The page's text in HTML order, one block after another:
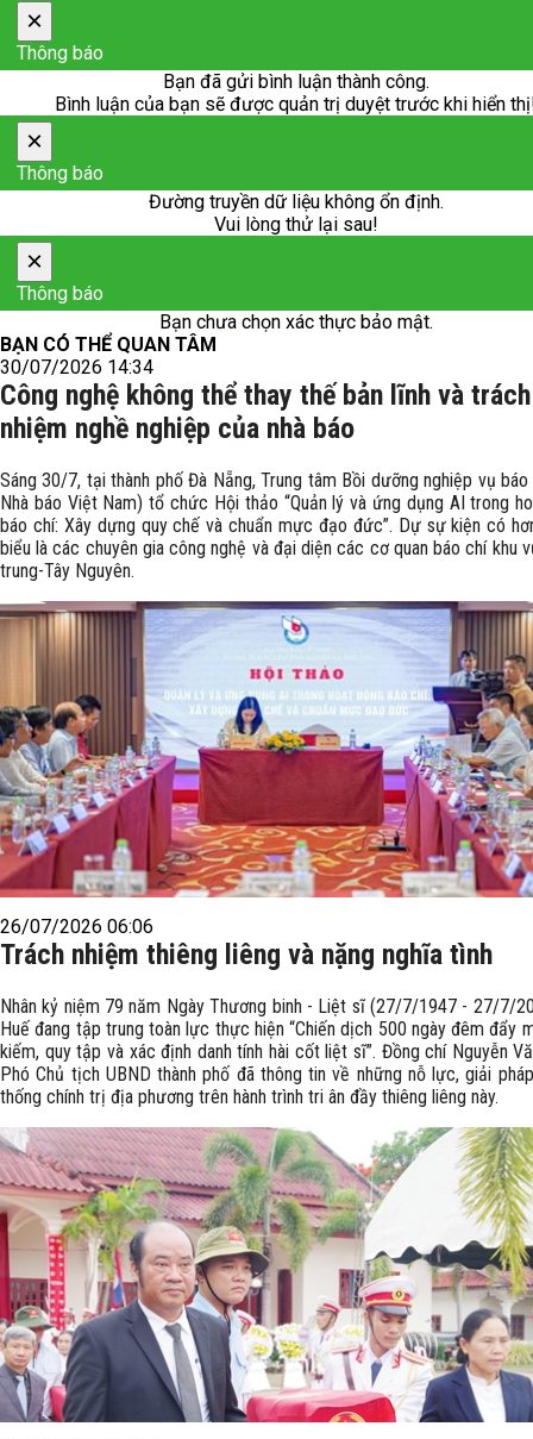
×
Thông báo
Bạn đã gửi bình luận thành công.
Bình luận của bạn sẽ được quản trị duyệt trước khi hiển
×
Thông báo
Đường truyền dữ liệu không ổn định.
Vui lòng thử lại sau!
×
Thông báo
Bạn chưa chọn xác thực bảo mật.
BẠN CÓ THỂ QUAN TÂM
30/07/2026 14:34
Công nghệ không thể thay thế bản lĩnh và trách
nhiệm nghề nghiệp của nhà báo
Sáng 30/7, tại thành phố Đà Nẵng, Trung tâm Bồi dưỡng nghiệp vụ
Nhà báo Việt Nam) tổ chức Hội thảo “Quản lý và ứng dụng AI trong
báo chí: Xây dựng quy chế và chuẩn mực đạo đức”. Dự sự kiện có
biểu là các chuyên gia công nghệ và đại diện các cơ quan báo chí khu
trung-Tây Nguyên.
26/07/2026 06:06
Trách nhiệm thiêng liêng và nặng nghĩa tình
Nhân kỷ niệm 79 năm Ngày Thương binh - Liệt sĩ (27/7/1947 - 27/7/
Huế đang tập trung toàn lực thực hiện “Chiến dịch 500 ngày đêm đẩy
kiếm, quy tập và xác định danh tính hài cốt liệt sĩ”. Đồng chí Nguyễn
Phó Chủ tịch UBND thành phố đã thông tin về những nỗ lực, giải
thống chính trị địa phương trên hành trình tri ân đầy thiêng liêng này.